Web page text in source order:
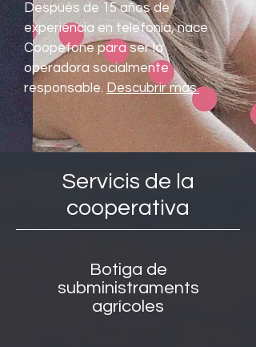
Después de 15 años de
experiencia en telefonía, nace
Coopefone para ser la
operadora socialmente
responsable. Descubrir más.
Servicis de la
cooperativa
Botiga de
subministraments
agrícoles